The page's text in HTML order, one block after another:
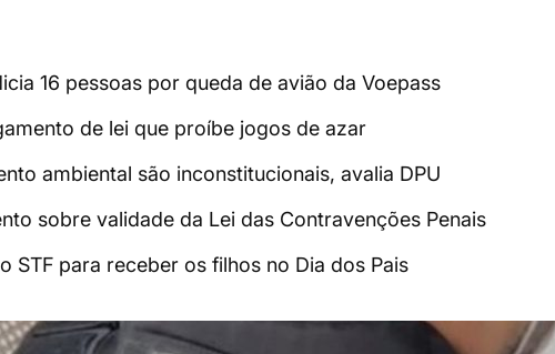
16 pessoas por queda de avião da Voepass
de lei que proíbe jogos de azar
ambiental são inconstitucionais, avalia DPU
sobre validade da Lei das Contravenções Penais
STF para receber os filhos no Dia dos Pais